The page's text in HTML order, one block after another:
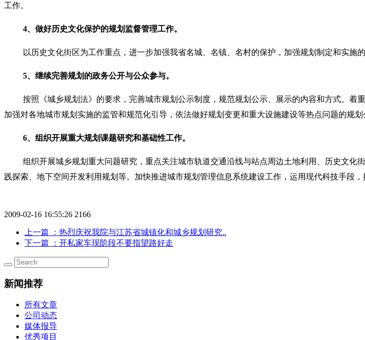
工作。
4、做好历史文化保护的规划监督管理工作。
以历史文化街区为工作重点，进一步加强我省名城、名镇、名村的保护，加强规划制定和实
5、继续完善规划的政务公开与公众参与。
按照《城乡规划法》的要求，完善城市规划公示制度，规范规划公示、展示的内容和方式。着
加强对各地城市规划实施的监管和规范化引导，依法做好规划变更和重大设施建设等热点问题的规划
6、组织开展重大规划课题研究和基础性工作。
组织开展城乡规划重大问题研究，重点关注城市轨道交通沿线与站点周边土地利用、历史文
践探索、地下空间开发利用规划等。加快推进城市规划管理信息系统建设工作，运用现代科技手段，
2009-02-16 16:55:26 2166
上一篇
：热烈庆祝我院与江苏省城镇化和城乡规划研究..
下一篇
：开私家车现阶段不要指望路好走
新闻推荐
所有文章
公司动态
媒体报导
优秀项目